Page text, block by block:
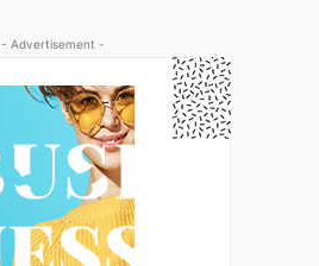
- Advertisement -